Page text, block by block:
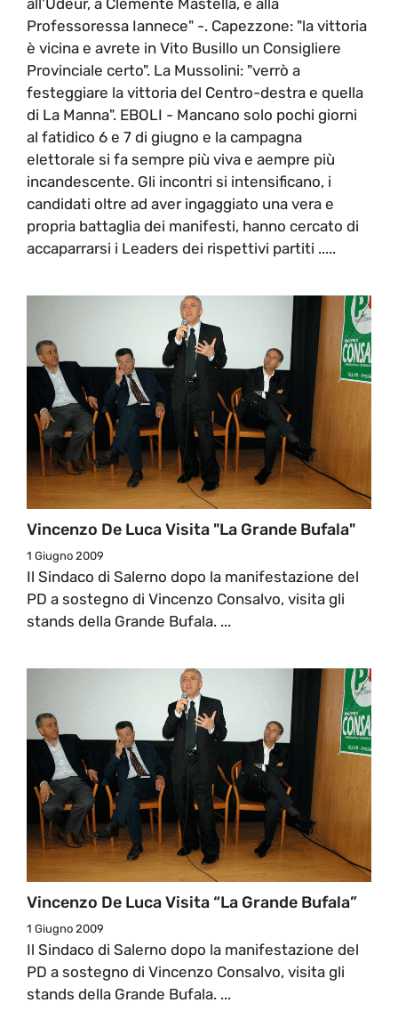
Professoressa Iannece" -. Capezzone: "la vittoria
è vicina e avrete in Vito Busillo un Consigliere
Provinciale certo". La Mussolini: "verrò a
festeggiare la vittoria del Centro-destra e quella
di La Manna". EBOLI - Mancano solo pochi giorni
al fatidico 6 e 7 di giugno e la campagna
elettorale si fa sempre più viva e aempre più
incandescente. Gli incontri si intensificano, i
candidati oltre ad aver ingaggiato una vera e
propria battaglia dei manifesti, hanno cercato di
accaparrarsi i Leaders dei rispettivi partiti .....
Vincenzo De Luca Visita "la Grande Bufala"
1 Giugno 2009
Il Sindaco di Salerno dopo la manifestazione del
PD a sostegno di Vincenzo Consalvo, visita gli
stands della Grande Bufala. ...
Vincenzo De Luca Visita “la Grande Bufala”
1 Giugno 2009
Il Sindaco di Salerno dopo la manifestazione del
PD a sostegno di Vincenzo Consalvo, visita gli
stands della Grande Bufala. ...